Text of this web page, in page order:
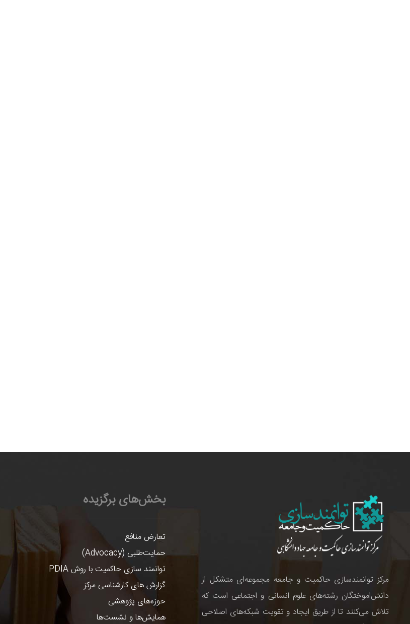
مرکز توانمندسازی حاکمیت و جامعه مجموعه‌ای متشکل از
دانش‌اموختگان رشته‌های علوم انسانی و اجتماعی است که
تلاش می‌کنند تا از طریق ایجاد و تقویت شبکه‌های اصلاحی
بخش‌های برگزیده
تعارض منافع
حمایت‌طلبی (Advocacy)
توانمند سازی حاکمیت با روش PDIA
گزارش های کارشناسی مرکز
حوزه‌های پژوهشی
همایش‌ها و نشست‌ها